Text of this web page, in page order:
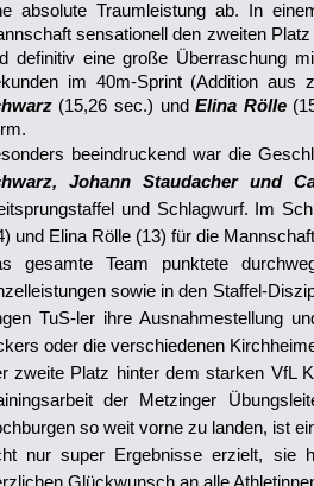
absolute Traumleistung ab. In
sensationell den zweiten
definitiv eine große Überraschung
im 40m-Sprint (Addition aus
(15,26 sec.) und Elina Rölle
beeindruckend war die
Johann Staudacher und
und Schlagwurf. Im
und Elina Rölle (13) für die
gesamte Team punktete
sowie in den Staffel-
TuS-ler ihre Ausnahmestellung
oder die verschiedenen
zweite Platz hinter dem starken VfL
der Metzinger
so weit vorne zu landen, ist
nur super Ergebnisse erzielt, sie